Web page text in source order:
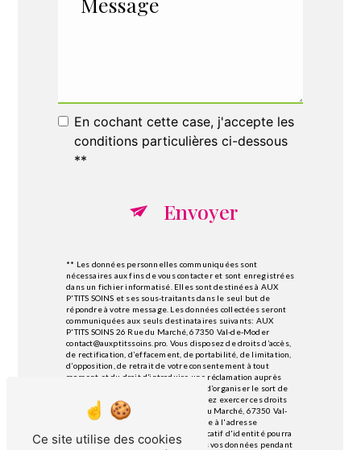
En cochant cette case, j'accepte les
conditions particulières ci-dessous
**
Envoyer
** Les données personnelles communiquées sont
nécessaires aux fins de vous contacter et sont enregistrées
dans un fichier informatisé. Elles sont destinées à AUX
P'TITS SOINS et ses sous-traitants dans le seul but de
répondre à votre message. Les données collectées seront
communiquées aux seuls destinataires suivants: AUX
P'TITS SOINS 26 Rue du Marché, 67350 Val-de-Moder
contact@auxptitssoins.pro. Vous disposez de droits d’accès,
de rectification, d’effacement, de portabilité, de limitation,
d’opposition, de retrait de votre consentement à tout
moment et du droit d’introduire une réclamation auprès
d’une autorité de contrôle, ainsi que d’organiser le sort de
vos données post-mortem. Vous pouvez exercer ces droits
par voie postale à l'adresse 26 Rue du Marché, 67350 Val-
de-Moder ou par courrier électronique à l'adresse
contact@auxptitssoins.pro. Un justificatif d'identité pourra
vous être demandé. Nous conservons vos données pendant
Ce site utilise des cookies